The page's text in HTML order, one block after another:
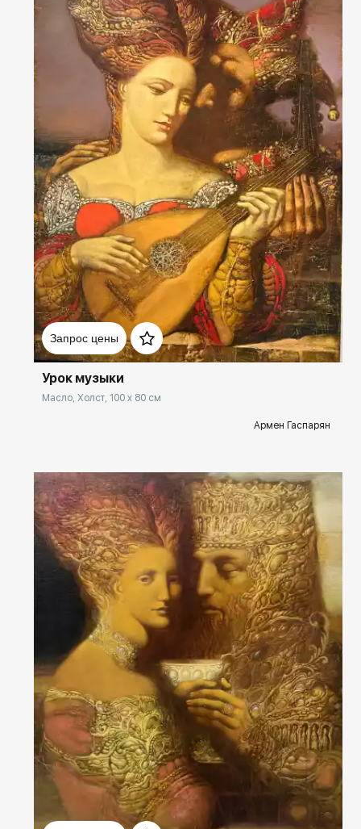
Запрос цены
Домен: spb.rakovgallery.ru
Урок музыки
Масло, Холст, 100 x 80 см
Армен Гаспарян
spb.rakovgallery.ru